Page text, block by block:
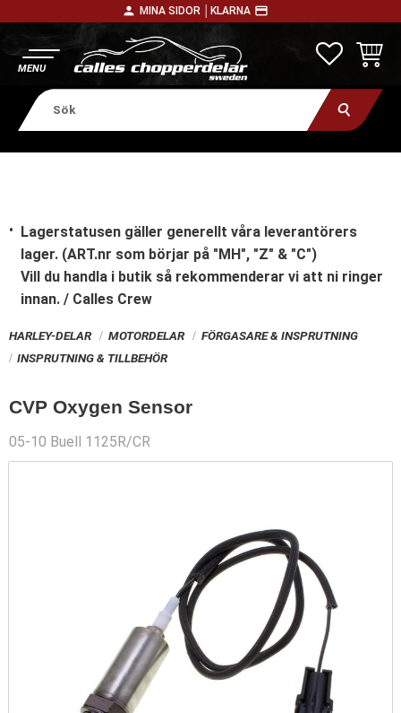
person MINA SIDOR │ KLARNA payment
Lagerstatusen gäller generellt våra leverantörers
lager. (ART.nr som börjar på "MH", "Z" & "C")
Vill du handla i butik så rekommenderar vi att ni ringer
innan. / Calles Crew
HARLEY-DELAR MOTORDELAR
FÖRGASARE & INSPRUTNING
INSPRUTNING & TILLBEHÖR
CVP Oxygen Sensor
05-10 Buell 1125R/CR